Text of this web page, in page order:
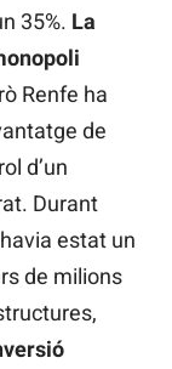
35%. La
Renfe ha
de
d’un
Durant
estat un
de milions